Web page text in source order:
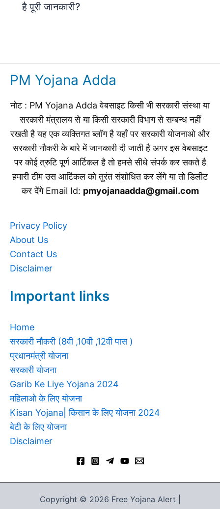
है पूरी जानकारी?
PM Yojana Adda
नोट : PM Yojana Adda वेबसाइट किसी भी सरकारी संस्था या
सरकारी मंत्रालय से या किसी सरकारी विभाग से सम्बन्ध नहीं
रखती है यह एक व्यक्तिगत ब्लॉग है यहाँ पर सरकारी योजनाओ और
सरकारी नौकरी के बारे में जानकारी दी जाती है अगर इस वेबसाइट
पर कोई त्रुटि पूर्ण आर्टिकल है तो हमसे सीधे संपर्क कर सकते है
हमारी टीम उस आर्टिकल को तुरंत संशोधित कर लेंगे या तो डिलीट
कर देंगे Email Id: pmyojanaadda@gmail.com
Privacy Policy
About Us
Contact Us
Disclaimer
Important links
Home
सरकारी नौकरी (8वी ,10वी ,12वी पास )
प्रधानमंत्री योजना
सरकारी योजना
Garib Ke Liye Yojana 2024
महिलाओ के लिए योजना
Kisan Yojana| किसान के लिए योजना 2024
बेटी के लिए योजना
Disclaimer
Copyright © 2026 Free Yojana Alert |